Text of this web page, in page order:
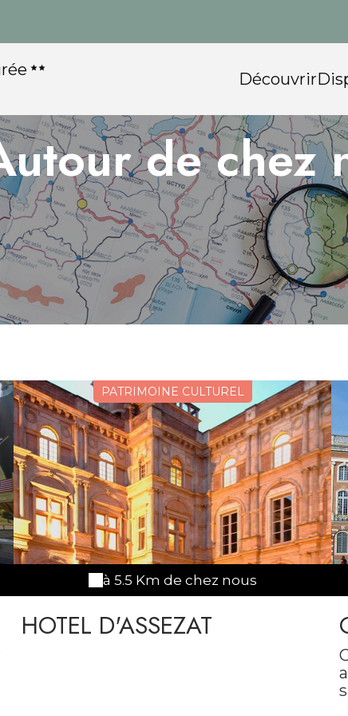
Découvrir
de chez
PATRIMOINE CULTUREL
à 5.5 Km de chez nous
HOTEL D'ASSEZAT